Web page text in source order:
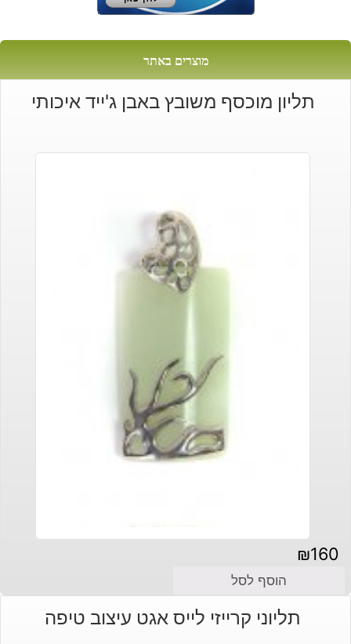
מוצרים באתר
תליון מוכסף משובץ באבן ג'ייד איכותי
₪160
הוסף לסל
תליוני קרייזי לייס אגט עיצוב טיפה